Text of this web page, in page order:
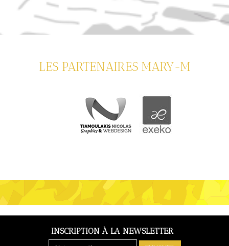
LES PARTENAIRES MARY-M
INSCRIPTION À LA NEWSLETTER